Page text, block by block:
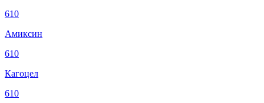
610
Амиксин
610
Кагоцел
610